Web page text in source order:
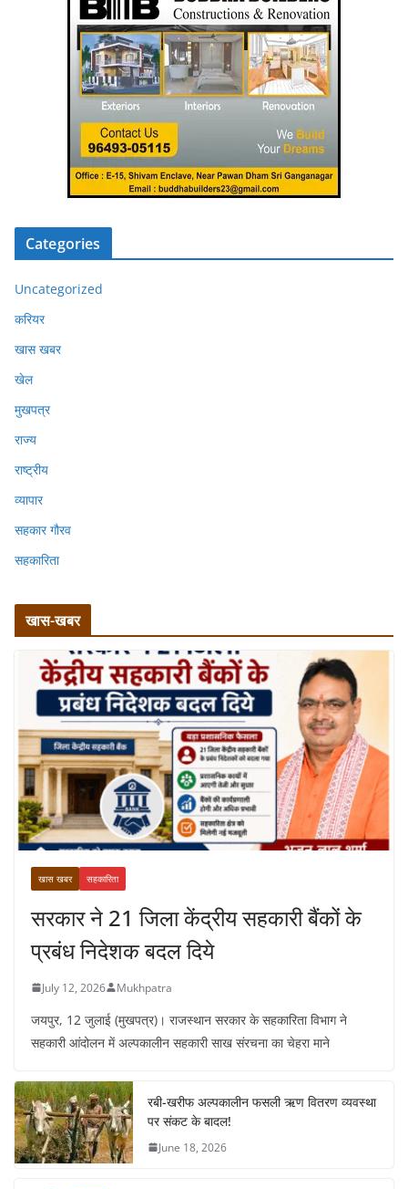
Categories
Uncategorized
करियर
खास खबर
खेल
मुखपत्र
राज्य
राष्ट्रीय
व्यापार
सहकार गौरव
सहकारिता
खास-खबर
खास खबर सहकारिता
सरकार ने 21 जिला केंद्रीय सहकारी बैंकों के
प्रबंध निदेशक बदल दिये
July 12, 2026 Mukhpatra
जयपुर, 12 जुलाई (मुखपत्र)। राजस्थान सरकार के सहकारिता विभाग ने
सहकारी आंदोलन में अल्पकालीन सहकारी साख संरचना का चेहरा माने
रबी-खरीफ अल्पकालीन फसली ऋण वितरण व्यवस्था
पर संकट के बादल!
June 18, 2026